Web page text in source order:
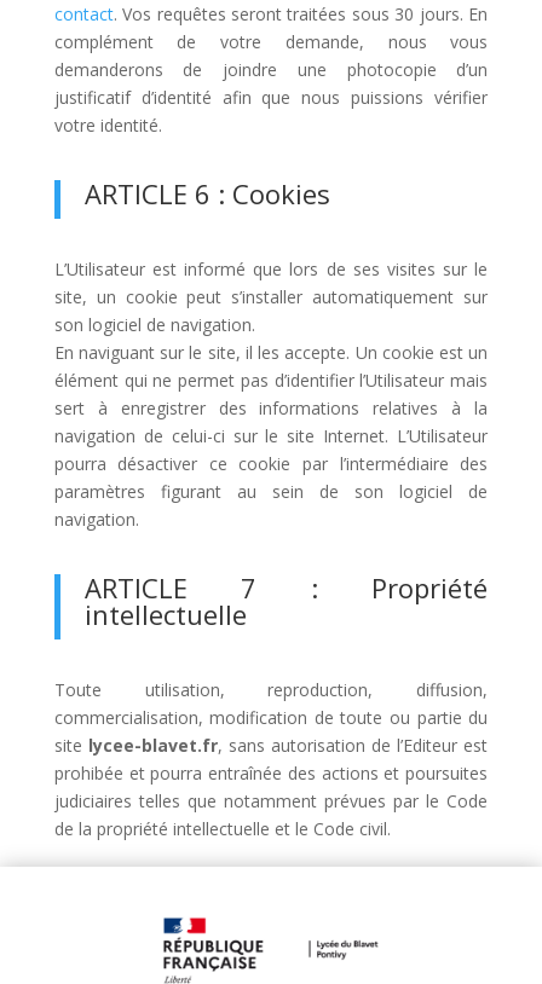
contact. Vos requêtes seront traitées sous 30 jours. En
complément de votre demande, nous vous
demanderons de joindre une photocopie d’un
justificatif d’identité afin que nous puissions vérifier
votre identité.
ARTICLE 6 : Cookies
L’Utilisateur est informé que lors de ses visites sur le
site, un cookie peut s’installer automatiquement sur
son logiciel de navigation.
En naviguant sur le site, il les accepte. Un cookie est un
élément qui ne permet pas d’identifier l’Utilisateur mais
sert à enregistrer des informations relatives à la
navigation de celui-ci sur le site Internet. L’Utilisateur
pourra désactiver ce cookie par l’intermédiaire des
paramètres figurant au sein de son logiciel de
navigation.
ARTICLE 7 : Propriété
intellectuelle
Toute utilisation, reproduction, diffusion,
commercialisation, modification de toute ou partie du
site lycee-blavet.fr, sans autorisation de l’Editeur est
prohibée et pourra entraînée des actions et poursuites
judiciaires telles que notamment prévues par le Code
de la propriété intellectuelle et le Code civil.